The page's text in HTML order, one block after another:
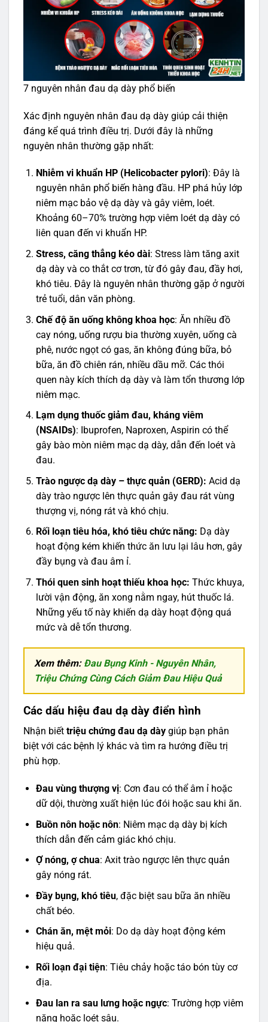
7 nguyên nhân đau dạ dày phổ biến
Xác định nguyên nhân đau dạ dày giúp cải thiện
đáng kể quá trình điều trị. Dưới đây là những
nguyên nhân thường gặp nhất:
Nhiễm vi khuẩn HP (Helicobacter pylori): Đây là
nguyên nhân phổ biến hàng đầu. HP phá hủy lớp
niêm mạc bảo vệ dạ dày và gây viêm, loét.
Khoảng 60–70% trường hợp viêm loét dạ dày có
liên quan đến vi khuẩn HP.
Stress, căng thẳng kéo dài: Stress làm tăng axit
dạ dày và co thắt cơ trơn, từ đó gây đau, đầy hơi,
khó tiêu. Đây là nguyên nhân thường gặp ở người
trẻ tuổi, dân văn phòng.
Chế độ ăn uống không khoa học: Ăn nhiều đồ
cay nóng, uống rượu bia thường xuyên, uống cà
phê, nước ngọt có gas, ăn không đúng bữa, bỏ
bữa, ăn đồ chiên rán, nhiều dầu mỡ. Các thói
quen này kích thích dạ dày và làm tổn thương lớp
niêm mạc.
Lạm dụng thuốc giảm đau, kháng viêm
(NSAIDs): Ibuprofen, Naproxen, Aspirin có thể
gây bào mòn niêm mạc dạ dày, dẫn đến loét và
đau.
Trào ngược dạ dày – thực quản (GERD): Acid dạ
dày trào ngược lên thực quản gây đau rát vùng
thượng vị, nóng rát và khó chịu.
Rối loạn tiêu hóa, khó tiêu chức năng: Dạ dày
hoạt động kém khiến thức ăn lưu lại lâu hơn, gây
đầy bụng và đau âm ỉ.
Thói quen sinh hoạt thiếu khoa học: Thức khuya,
lười vận động, ăn xong nằm ngay, hút thuốc lá.
Những yếu tố này khiến dạ dày hoạt động quá
mức và dễ tổn thương.
Xem thêm: Đau Bụng Kinh - Nguyên Nhân,
Triệu Chứng Cùng Cách Giảm Đau Hiệu Quả
Các dấu hiệu đau dạ dày điển hình
Nhận biết triệu chứng đau dạ dày giúp bạn phân
biệt với các bệnh lý khác và tìm ra hướng điều trị
phù hợp.
Đau vùng thượng vị: Cơn đau có thể âm ỉ hoặc
dữ dội, thường xuất hiện lúc đói hoặc sau khi ăn.
Buồn nôn hoặc nôn: Niêm mạc dạ dày bị kích
thích dẫn đến cảm giác khó chịu.
Ợ nóng, ợ chua: Axit trào ngược lên thực quản
gây nóng rát.
Đầy bụng, khó tiêu, đặc biệt sau bữa ăn nhiều
chất béo.
Chán ăn, mệt mỏi: Do dạ dày hoạt động kém
hiệu quả.
Rối loạn đại tiện: Tiêu chảy hoặc táo bón tùy cơ
địa.
Đau lan ra sau lưng hoặc ngực: Trường hợp viêm
nặng hoặc loét sâu.